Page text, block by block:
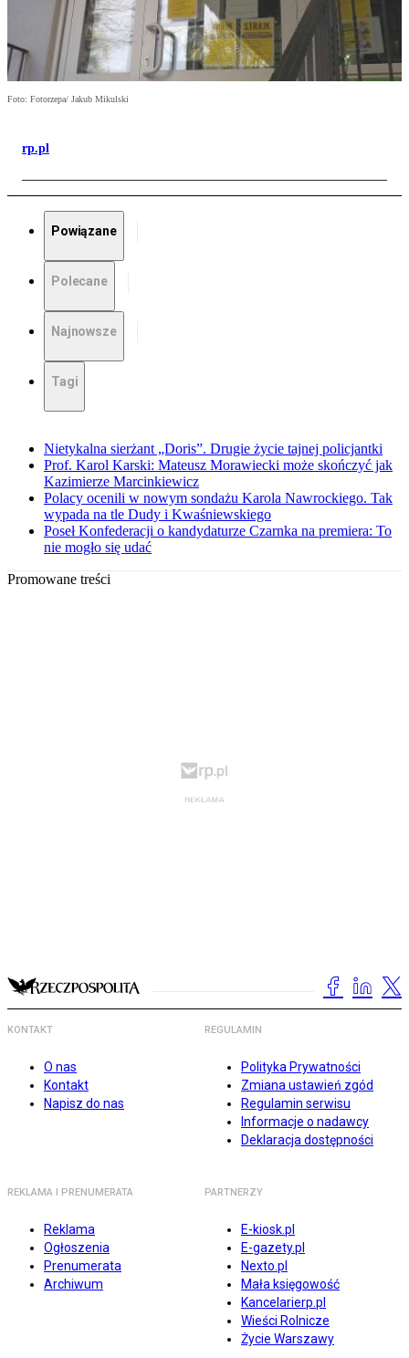
Foto: Fotorzepa/ Jakub Mikulski
rp.pl
Powiązane
Polecane
Najnowsze
Tagi
Nietykalna sierżant „Doris”. Drugie życie tajnej policjantki
Prof. Karol Karski: Mateusz Morawiecki może skończyć jak
Kazimierze Marcinkiewicz
Polacy ocenili w nowym sondażu Karola Nawrockiego. Tak
wypada na tle Dudy i Kwaśniewskiego
Poseł Konfederacji o kandydaturze Czarnka na premiera: To
nie mogło się udać
Promowane treści
KONTAKT
O nas
Kontakt
Napisz do nas
REGULAMIN
Polityka Prywatności
Zmiana ustawień zgód
Regulamin serwisu
Informacje o nadawcy
Deklaracja dostępności
REKLAMA I PRENUMERATA
Reklama
Ogłoszenia
Prenumerata
Archiwum
PARTNERZY
E-kiosk.pl
E-gazety.pl
Nexto.pl
Mała księgowość
Kancelarierp.pl
Wieści Rolnicze
Życie Warszawy